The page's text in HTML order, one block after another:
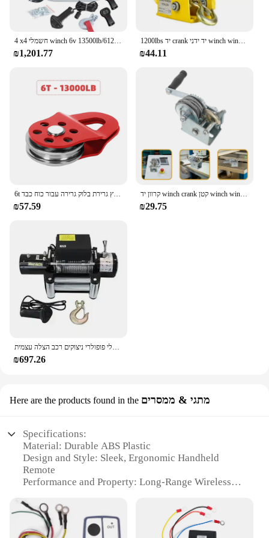
4 x4 חשמלי winch 6v 13500lb/6125 ק "ג עם חבל סינתטי
₪1,201.77
1200lbs יד crank יד ידני winch winch בית ידני winch המתיחה ניידת קטנה עם מנוף ידני בלם
₪44.11
6t חריץ גרירת בלוק גרירה עבור כוח כבד winch שבירת כוח חוט סינתטי כבל פלדה עבור sheive אמין עבור טרקטור utv
₪57.59
קרוון יד winch crank קטן winch winch 500 ליברות (עם כבל פלדה 7 מ ') 500lb winch מיני winch 500lb
₪29.75
חשמלי פופולרי ניצוקים רכב הצלה עצמית winch 12v 24v 12000lbs winch כבד 1 טון 2ton 220v
₪697.26
Here are the products found in the מתגי & ממסרים
Specifications:
Material: Durable ABS Plastic
Design and Style: Sleek, Ergonomic Handheld
Remote
Performance and Property: Long-Range Wireless
Parts and Accessories: Includes Receiver and
Transmitter
Usage and Purpose: Ideal for Winch Control in Off-